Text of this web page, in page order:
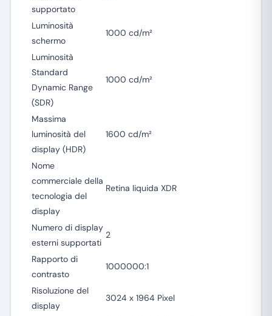
supportato
Luminosità
schermo
1000 cd/m²
Luminosità
Standard
Dynamic Range
(SDR)
1000 cd/m²
Massima
luminosità del
display (HDR)
1600 cd/m²
Nome
commerciale della
tecnologia del
display
Retina liquida XDR
Numero di display
esterni supportati
2
Rapporto di
contrasto
1000000:1
Risoluzione del
display
3024 x 1964 Pixel